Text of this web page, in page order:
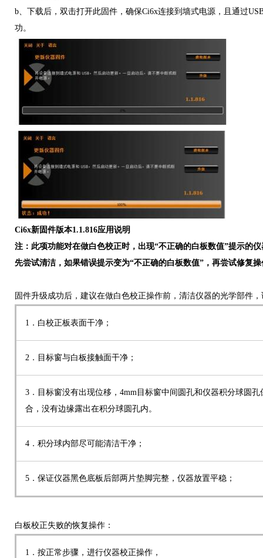
b、下载后，双击打开此固件，确保Ci6x连接到墙式电源，且通过
功。
Ci6x新固件版本1.1.816应用说明
注：此项功能对在做白色校正时，出现“不正确的白板数值”提示的
先尝试清洁，如果错误提示变为“不正确的白板数值”，再尝试修复
固件升级成功后，建议在做白色校正操作前，清洁仪器的光学部件
1．白校正板表面干净；
2．目标窗与白板接触面干净；
3．目标窗没有出现位移，4mm目标窗中间圆孔和仪器积分球圆
合，没有边缘露出在积分球圆孔内。
4．积分球内部尽可能清洁干净；
5．保证仪器黑色底板后部两片垫脚完整，仪器放置平稳；
白板校正失败的恢复操作：
1．按正常步骤，进行仪器校正操作，